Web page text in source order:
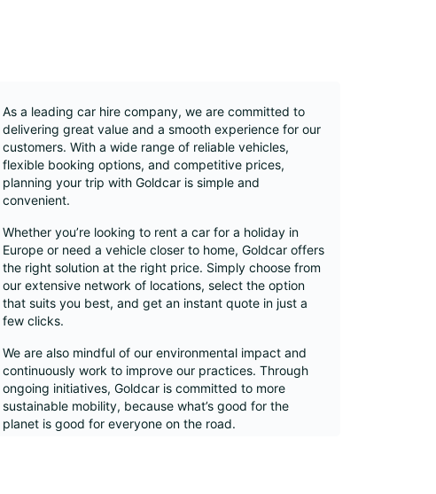
As a leading car hire company, we are committed to
delivering great value and a smooth experience for our
customers. With a wide range of reliable vehicles,
flexible booking options, and competitive prices,
planning your trip with Goldcar is simple and
convenient.
Whether you’re looking to rent a car for a holiday in
Europe or need a vehicle closer to home, Goldcar offers
the right solution at the right price. Simply choose from
our extensive network of locations, select the option
that suits you best, and get an instant quote in just a
few clicks.
We are also mindful of our environmental impact and
continuously work to improve our practices. Through
ongoing initiatives, Goldcar is committed to more
sustainable mobility, because what’s good for the
planet is good for everyone on the road.